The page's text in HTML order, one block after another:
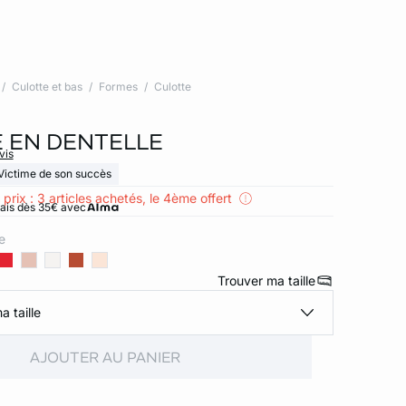
Culotte et bas Formes Culotte
EN DENTELLE
prix : 3 articles achetés, le 4ème offert
de son succès
dès 35€ avec
Trouver ma taille
taille
AJOUTER AU PANIER